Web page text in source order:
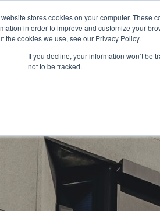
stores cookies on your computer. These
in order to improve and customize your
the cookies we use, see our Privacy Policy.
If you decline, your information won’t be
not to be tracked.